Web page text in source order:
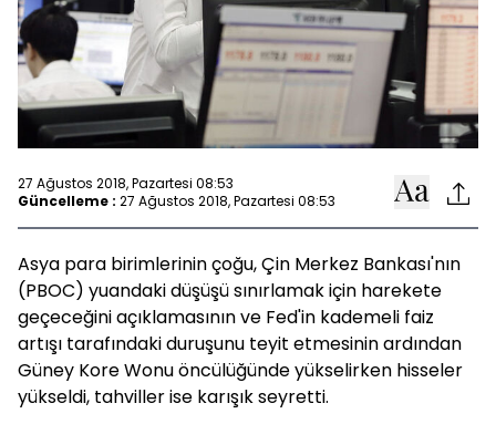
27 Ağustos 2018, Pazartesi 08:53
Güncelleme : 27 Ağustos 2018, Pazartesi 08:53
Asya para birimlerinin çoğu, Çin Merkez Bankası'nın
(PBOC) yuandaki düşüşü sınırlamak için harekete
geçeceğini açıklamasının ve Fed'in kademeli faiz
artışı tarafındaki duruşunu teyit etmesinin ardından
Güney Kore Wonu öncülüğünde yükselirken hisseler
yükseldi, tahviller ise karışık seyretti.